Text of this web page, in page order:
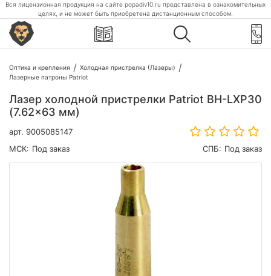
Вся лицензионная продукция на сайте popadiv10.ru представлена в ознакомительных
целях, и не может быть приобретена дистанционным способом.
Оптика и крепления
Холодная пристрелка (Лазеры)
Лазерные патроны Patriot
Лазер холодной пристрелки Patriot BH-LXP30
(7.62x63 мм)
арт. 9005085147
МСК: Под заказ СПБ: Под заказ